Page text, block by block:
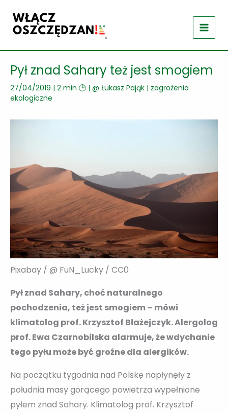
treści
Pył znad Sahary też jest smogiem
27/04/2019 | 2 min 🕒 | @ Łukasz Pająk | zagrożenia
ekologiczne
Pixabay / @ FuN_Lucky / CC0
Pył znad Sahary, choć naturalnego
pochodzenia, też jest smogiem – mówi
klimatolog prof. Krzysztof Błażejczyk. Alergolog
prof. Ewa Czarnobilska alarmuje, że wdychanie
tego pyłu może być groźne dla alergików.
Na początku tygodnia nad Polskę napłynęły z
południa masy gorącego powietrza wypełnione
pyłem znad Sahary. Klimatolog prof. Krzysztof